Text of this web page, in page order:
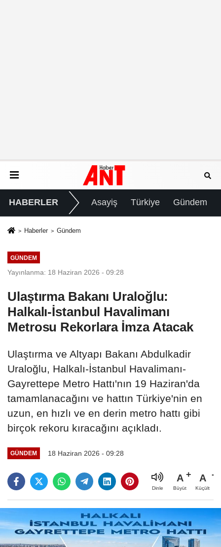
HABERLER Asayiş Türkiye Gündem
Haberler Gündem
GÜNDEM
Yayınlanma: 18 Haziran 2026 - 09:28
Ulaştırma Bakanı Uraloğlu:
Halkalı-İstanbul Havalimanı
Metrosu Rekorlara İmza Atacak
Ulaştırma ve Altyapı Bakanı Abdulkadir
Uraloğlu, Halkalı-İstanbul Havalimanı-
Gayrettepe Metro Hattı'nın 19 Haziran'da
tamamlanacağını ve hattın Türkiye'nin en
uzun, en hızlı ve en derin metro hattı gibi
birçok rekoru kıracağını açıkladı.
GÜNDEM 18 Haziran 2026 - 09:28
Dinle
A
Büyüt
A
Küçült